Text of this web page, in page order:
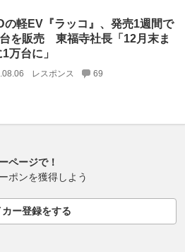
の軽EV『ラッコ』、発売1週間で
を販売 東福寺社長「12月末ま
万台に」
レスポンス 69
ページで！
ポンを獲得しよう
カー登録をする